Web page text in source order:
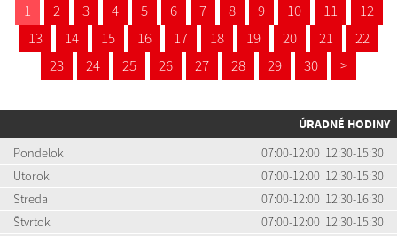
1 2 3 4 5 6 7 8 9 10 11
12
13
14 15 16 17 18 19 20 21
22
23
24 25 26 27 28 29 30 >
ÚRADNÉ HODINY
Pondelok
07:00-12:00 12:30-15:30
Utorok
07:00-12:00 12:30-15:30
Streda
07:00-12:00 12:30-16:30
Štvrtok
07:00-12:00 12:30-15:30